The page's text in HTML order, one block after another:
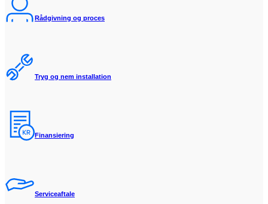
Rådgivning og proces
Tryg og nem installation
Finansiering
Serviceaftale